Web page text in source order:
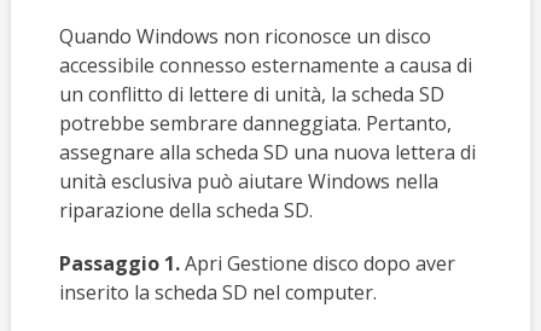
Quando Windows non riconosce un disco
accessibile connesso esternamente a causa di
un conflitto di lettere di unità, la scheda SD
potrebbe sembrare danneggiata. Pertanto,
assegnare alla scheda SD una nuova lettera di
unità esclusiva può aiutare Windows nella
riparazione della scheda SD.
Passaggio 1.Apri Gestione disco dopo aver
inserito la scheda SD nel computer.